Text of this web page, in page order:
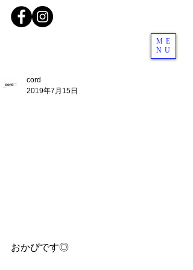
ME
NU
cord
2019年7月15日
おかぴです◎